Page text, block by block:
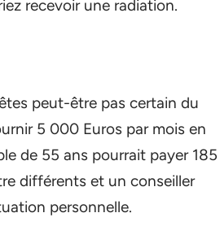
recevoir une radiation.
peut-être pas certain du
5 000 Euros par mois en
de 55 ans pourrait payer 185
différents et un conseiller
personnelle.